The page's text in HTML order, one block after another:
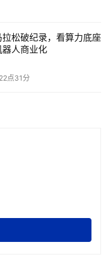
、更随心所欲、更能打
图景里：当实时生成
看到即触到’的世界。
松破纪录，看算力底座
人商业化
点31分